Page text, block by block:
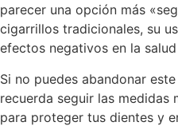
parecer una opción más
cigarrillos tradicionales, su
efectos negativos en la
Si no puedes abandonar
recuerda seguir las medidas
para proteger tus dientes y